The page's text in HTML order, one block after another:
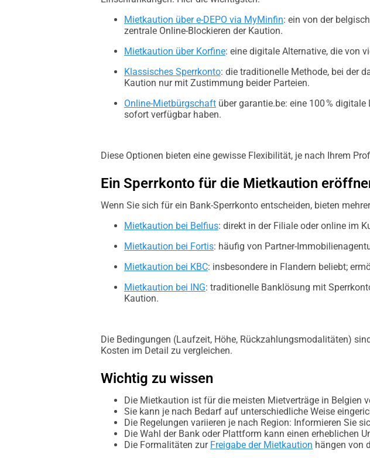
Mietkaution über e-DEPO via MyMinfin: ein von der
zentrale Online-Blockieren der Kaution.
Mietkaution über Korfine: eine digitale Alternative, die von
Klassisches Sperrkonto: die traditionelle Methode, bei der
Kaution nur mit Zustimmung beider Parteien.
Online-Mietbürgschaft über garantie.be: eine 100 %
sofort verfügbar haben.
Diese Optionen bieten eine gewisse Flexibilität, je nach Ihrem
Ein Sperrkonto für die Mietkaution
Wenn Sie sich für ein Bank-Sperrkonto entscheiden, bieten
Mietkaution bei Belfius: direkt in der Filiale oder online im
Mietkaution bei Fortis: häufig von Partner-
Mietkaution bei KBC: insbesondere in Flandern beliebt;
Mietkaution bei ING: traditionelle Banklösung mit
Kaution.
Die Bedingungen (Laufzeit, Höhe, Rückzahlungsmodalitäten)
Kosten im Detail zu vergleichen.
Wichtig zu wissen
Die Mietkaution ist für die meisten Mietverträge in Belgien
Sie kann je nach Bedarf auf unterschiedliche Weise
Die Regelungen variieren je nach Region: Informieren Sie
Die Wahl der Bank oder Plattform kann einen erheblichen
Die Formalitäten zur Freigabe der Mietkaution hängen von